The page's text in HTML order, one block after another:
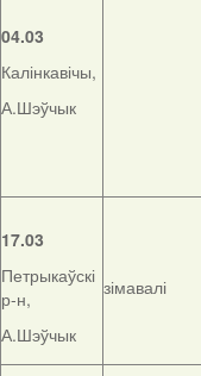
04.03
Калінкавічы,
А.Шэўчык
17.03
Петрыкаўскі
р-н,
А.Шэўчык
зімавалі